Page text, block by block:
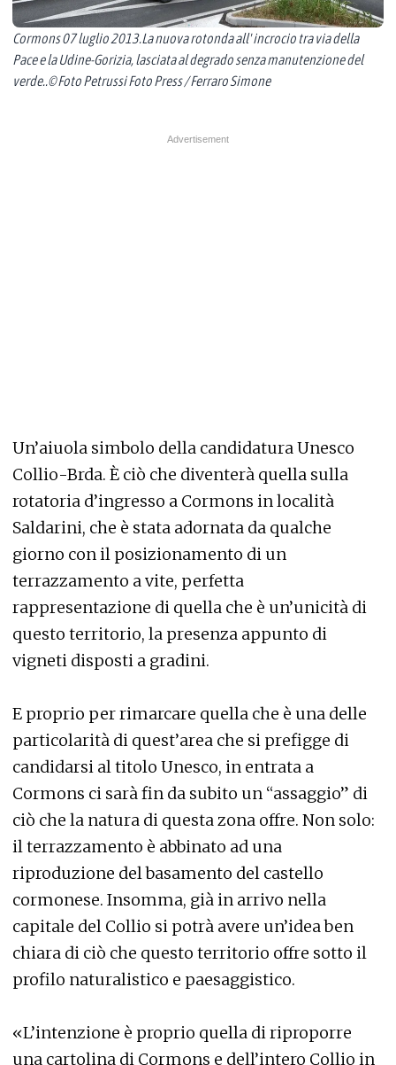
Cormons 07 luglio 2013.La nuova rotonda all' incrocio tra via della
Pace e la Udine-Gorizia, lasciata al degrado senza manutenzione del
verde..© Foto Petrussi Foto Press / Ferraro Simone
Un’aiuola simbolo della candidatura Unesco
Collio-Brda. È ciò che diventerà quella sulla
rotatoria d’ingresso a Cormons in località
Saldarini, che è stata adornata da qualche
giorno con il posizionamento di un
terrazzamento a vite, perfetta
rappresentazione di quella che è un’unicità di
questo territorio, la presenza appunto di
vigneti disposti a gradini.
E proprio per rimarcare quella che è una delle
particolarità di quest’area che si prefigge di
candidarsi al titolo Unesco, in entrata a
Cormons ci sarà fin da subito un “assaggio” di
ciò che la natura di questa zona offre. Non solo:
il terrazzamento è abbinato ad una
riproduzione del basamento del castello
cormonese. Insomma, già in arrivo nella
capitale del Collio si potrà avere un’idea ben
chiara di ciò che questo territorio offre sotto il
profilo naturalistico e paesaggistico.
«L’intenzione è proprio quella di riproporre
una cartolina di Cormons e dell’intero Collio in